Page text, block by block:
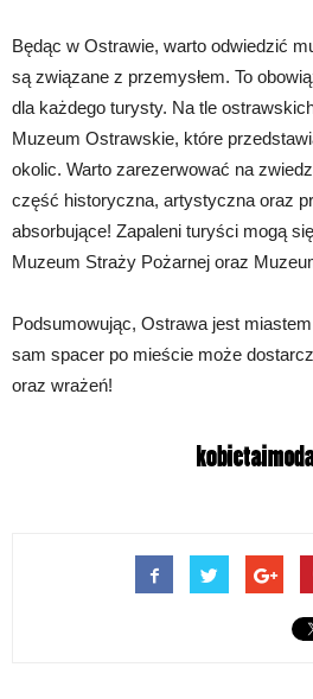
Będąc w Ostrawie, warto odwiedzić
są związane z przemysłem. To
dla każdego turysty. Na tle
Muzeum Ostrawskie, które
okolic. Warto zarezerwować na
część historyczna, artystyczna oraz
absorbujące! Zapaleni turyści mogą
Muzeum Straży Pożarnej oraz
Podsumowując, Ostrawa jest
sam spacer po mieście może
oraz wrażeń!